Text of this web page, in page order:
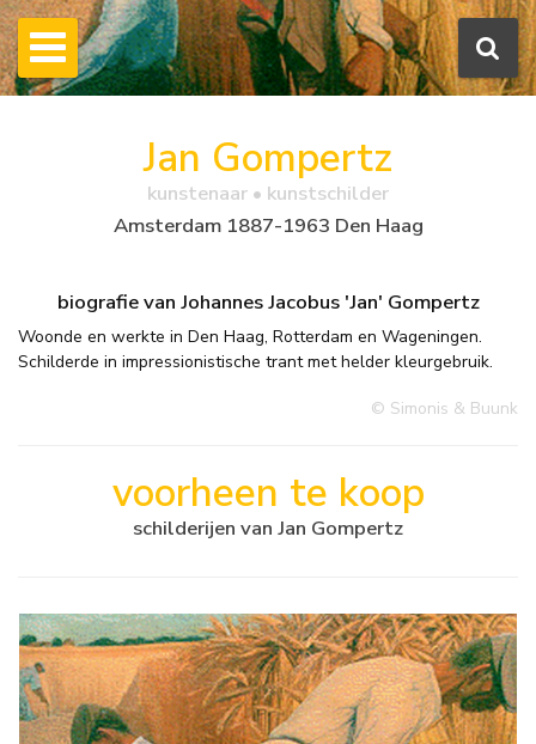
Jan Gompertz
kunstenaar • kunstschilder
Amsterdam 1887-1963 Den Haag
biografie van Johannes Jacobus 'Jan' Gompertz
Woonde en werkte in Den Haag, Rotterdam en Wageningen.
Schilderde in impressionistische trant met helder kleurgebruik.
© Simonis & Buunk
voorheen te koop
schilderijen van Jan Gompertz